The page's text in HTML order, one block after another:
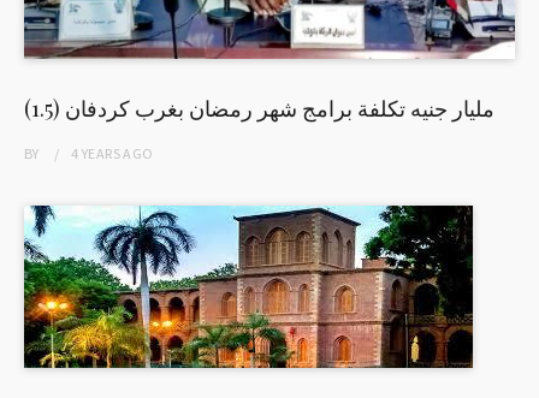
(1.5) مليار جنيه تكلفة برامج شهر رمضان بغرب كردفان
BY 4 YEARSAGO